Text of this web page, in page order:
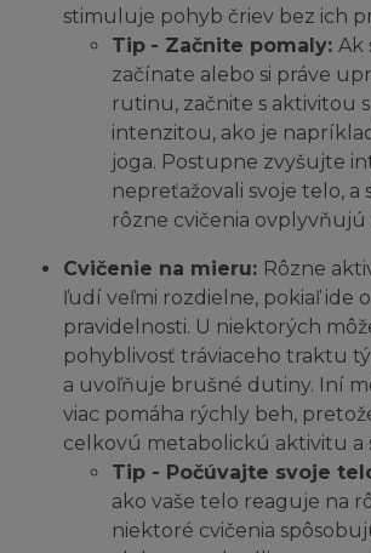
stimuluje pohyb čriev bez ich
Tip - Začnite pomaly: Ak
začínate alebo si práve
rutinu, začnite s aktivitou
intenzitou, ako je
joga. Postupne zvyšujte
nepreťažovali svoje telo, a
rôzne cvičenia ovplyvňujú
Cvičenie na mieru: Rôzne
ľudí veľmi rozdielne, pokiaľ ide
pravidelnosti. U niektorých
pohyblivosť tráviaceho traktu
a uvoľňuje brušné dutiny. Iní
viac pomáha rýchly beh,
celkovú metabolickú aktivitu a
Tip - Počúvajte svoje
ako vaše telo reaguje na
niektoré cvičenia